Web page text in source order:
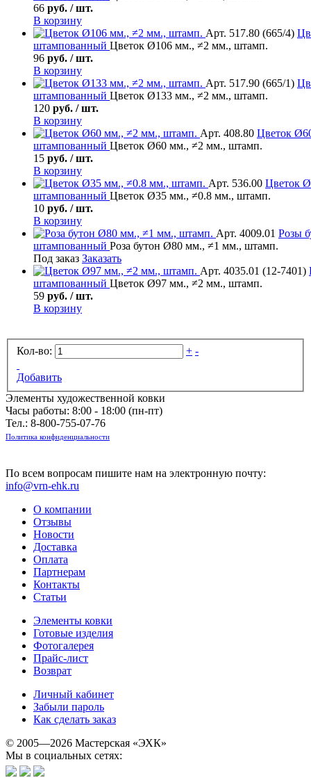
66 руб. / шт.
В корзину
Арт. 517.80 (665/4)
штампованный Цветок Ø106 мм., ≠2 мм., штамп.
96 руб. / шт.
В корзину
Арт. 517.90 (665/1)
штампованный Цветок Ø133 мм., ≠2 мм., штамп.
120 руб. / шт.
В корзину
Арт. 408.80 Цветок
штампованный Цветок Ø60 мм., ≠2 мм., штамп.
15 руб. / шт.
В корзину
Арт. 536.00 Цветок
штампованный Цветок Ø35 мм., ≠0.8 мм., штамп.
10 руб. / шт.
В корзину
Арт. 4009.01 Розы
штампованный Роза бутон Ø80 мм., ≠1 мм., штамп.
Под заказ Заказать
Арт. 4035.01 (12-7401)
штампованный Цветок Ø97 мм., ≠2 мм., штамп.
59 руб. / шт.
В корзину
Кол-во: + -
Добавить
Элементы художественной ковки
Часы работы: 8:00 - 18:00 (пн-пт)
Тел.: 8-800-755-07-76
Политика конфиденциальности
По всем вопросам пишите нам на электронную почту:
info@vrn-ehk.ru
О компании
Отзывы
Новости
Доставка
Оплата
Партнерам
Контакты
Статьи
Элементы ковки
Готовые изделия
Фотогалерея
Прайс-лист
Возврат
Личный кабинет
Забыли пароль
Как сделать заказ
© 2005—2026 Мастерская «ЭХК»
Мы в социальных сетях: